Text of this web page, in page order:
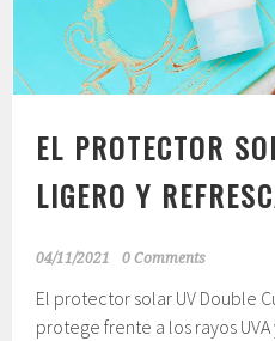
EL PROTECTOR
LIGERO Y
04/11/2021 0 Comments
El protector solar UV Double
protege frente a los rayos UVA